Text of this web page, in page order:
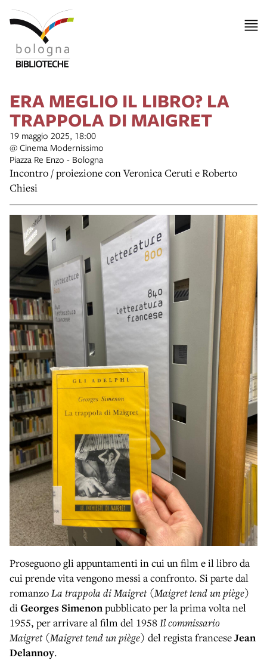
ERA MEGLIO IL LIBRO? LA
TRAPPOLA DI MAIGRET
19 maggio 2025, 18:00
@ Cinema Modernissimo
Piazza Re Enzo - Bologna
Incontro / proiezione con Veronica Ceruti e Roberto
Chiesi
Proseguono gli appuntamenti in cui un film e il libro da
cui prende vita vengono messi a confronto. Si parte dal
romanzo La trappola di Maigret (Maigret tend un piège)
di Georges Simenon pubblicato per la prima volta nel
1955, per arrivare al film del 1958 Il commissario
Maigret (Maigret tend un piège) del regista franceseJean
Delannoy.